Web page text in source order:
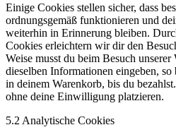
Einige Cookies stellen sicher, dass
ordnungsgemäß funktionieren und
weiterhin in Erinnerung bleiben.
Cookies erleichtern wir dir den
Weise musst du beim Besuch
dieselben Informationen eingeben,
in deinem Warenkorb, bis du
ohne deine Einwilligung platzieren.
5.2 Analytische Cookies